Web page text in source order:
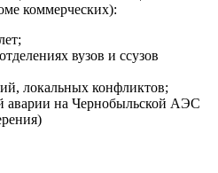
коммерческих):
вузов и ссузов
локальных конфликтов;
аварии на Чернобыльской АЭС